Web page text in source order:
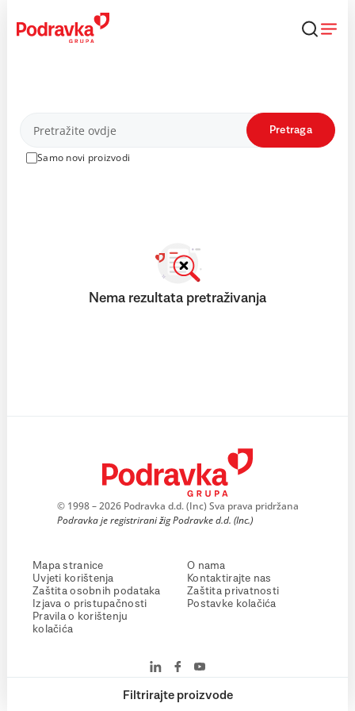
content
Proizvodi
Samo novi proizvodi
Pretraga
Filtrirajte proizvode
Nema rezultata pretraživanja
© 1998 – 2026 Podravka d.d. (Inc) Sva prava pridržana
Podravka je registrirani žig Podravke d.d. (Inc.)
Mapa stranice
Uvjeti korištenja
Zaštita osobnih podataka
Izjava o pristupačnosti
Pravila o korištenju
kolačića
O nama
Kontaktirajte nas
Zaštita privatnosti
Postavke kolačića